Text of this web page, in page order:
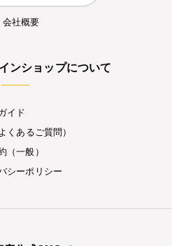
会社概要
ンショップについて
イド
くあるご質問）
（一般）
シーポリシー